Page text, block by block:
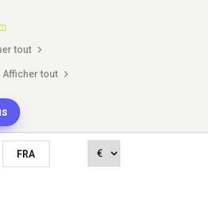
FRA
tout
Afficher tout